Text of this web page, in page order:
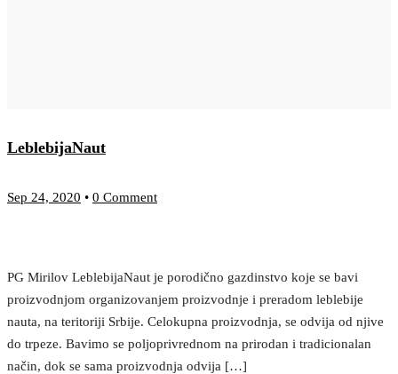
LeblebijaNaut
Sep 24, 2020 • 0 Comment
PG Mirilov LeblebijaNaut je porodično gazdinstvo koje se bavi
proizvodnjom organizovanjem proizvodnje i preradom leblebije
nauta, na teritoriji Srbije. Celokupna proizvodnja, se odvija od njive
do trpeze. Bavimo se poljoprivrednom na prirodan i tradicionalan
način, dok se sama proizvodnja odvija […]